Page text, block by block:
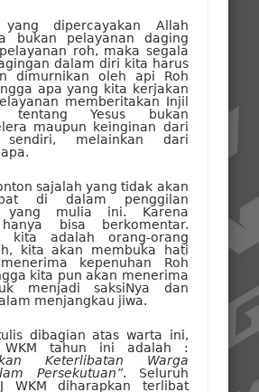
yang dipercayakan Allah
bukan pelayanan daging
roh, maka segala
dalam diri kita harus
dimurnikan oleh api Roh
apa yang kita kerjakan
memberitakan Injil
tentang Yesus bukan
maupun keinginan dari
melainkan dari
sajalah yang tidak akan
di dalam penggilan
yang mulia ini. Karena
bisa berkomentar.
kita adalah orang-orang
kita akan membuka hati
kepenuhan Roh
kita pun akan menerima
menjadi saksiNya dan
menjangkau jiwa.
dibagian atas warta ini,
WKM tahun ini adalah :
Keterlibatan Warga
Persekutuan”. Seluruh
WKM diharapkan terlibat